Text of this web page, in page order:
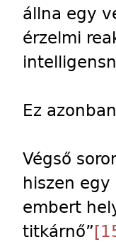
állna egy
érzelmi
Ez
Végső
hiszen
embert
titkárnő”